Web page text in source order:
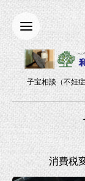
子宝相談（不妊
消費税